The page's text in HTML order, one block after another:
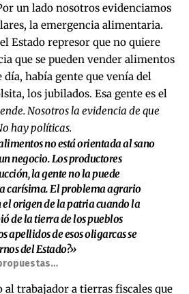
un lado nosotros evidenciamos
la emergencia alimentaria.
Estado represor que no quiere
que se pueden vender alimentos
día, había gente que venía del
los jubilados. Esa gente es el
Nosotros la evidencia de que
hay políticas.
no está orientada al sano
negocio. Los productores
la gente no la puede
carísima. El problema agrario
el origen de la patria cuando la
de la tierra de los pueblos
apellidos de esos oligarcas se
del Estado?»
al trabajador a tierras fiscales que